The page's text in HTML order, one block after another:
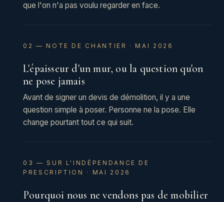
que l'on n'a pas voulu regarder en face.
02 — NOTE DE CHANTIER · MAI 2026
L'épaisseur d'un mur, ou la question qu'on
ne pose jamais
Avant de signer un devis de démolition, il y a une
question simple à poser. Personne ne la pose. Elle
change pourtant tout ce qui suit.
03 — SUR L'INDÉPENDANCE DE
PRESCRIPTION · MAI 2026
Pourquoi nous ne vendons pas de mobilier